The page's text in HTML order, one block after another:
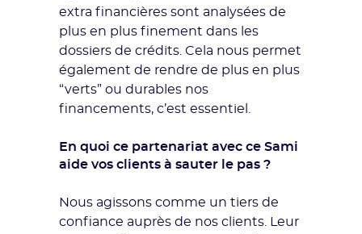
extra financières sont analysées de
plus en plus finement dans les
dossiers de crédits. Cela nous permet
également de rendre de plus en plus
“verts” ou durables nos
financements, c’est essentiel.
En quoi ce partenariat avec ce Sami
aide vos clients à sauter le pas ?
Nous agissons comme un tiers de
confiance auprès de nos clients. Leur